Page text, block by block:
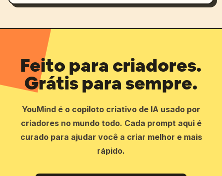
Feito para criadores.
Grátis para sempre.
YouMind é o copiloto criativo de IA usado por
criadores no mundo todo. Cada prompt aqui é
curado para ajudar você a criar melhor e mais
rápido.